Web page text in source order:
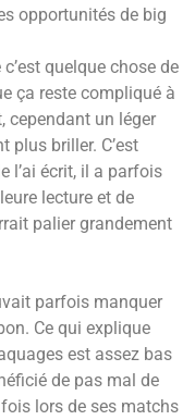
opportunités de big
quelque chose de
ça reste compliqué à
cependant un léger
plus briller. C’est
l’ai écrit, il a parfois
lecture et de
palier grandement
parfois manquer
Ce qui explique
est assez bas
de pas mal de
lors de ses matchs